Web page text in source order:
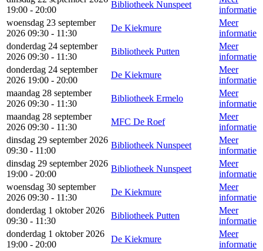
19:00 - 20:00
Bibliotheek Nunspeet
informatie
woensdag 23 september
2026 09:30 - 11:30
De Kiekmure
Meer
informatie
donderdag 24 september
2026 09:30 - 11:30
Bibliotheek Putten
Meer
informatie
donderdag 24 september
2026 19:00 - 20:00
De Kiekmure
Meer
informatie
maandag 28 september
2026 09:30 - 11:30
Bibliotheek Ermelo
Meer
informatie
maandag 28 september
2026 09:30 - 11:30
MFC De Roef
Meer
informatie
dinsdag 29 september 2026
09:30 - 11:00
Bibliotheek Nunspeet
Meer
informatie
dinsdag 29 september 2026
19:00 - 20:00
Bibliotheek Nunspeet
Meer
informatie
woensdag 30 september
2026 09:30 - 11:30
De Kiekmure
Meer
informatie
donderdag 1 oktober 2026
09:30 - 11:30
Bibliotheek Putten
Meer
informatie
donderdag 1 oktober 2026
19:00 - 20:00
De Kiekmure
Meer
informatie